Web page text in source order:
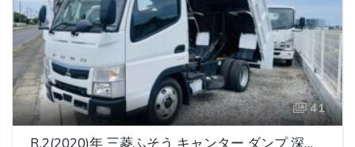
41
R.2(2020)年 三菱ふそう キャンター ダンプ 深ダンプ 2トン